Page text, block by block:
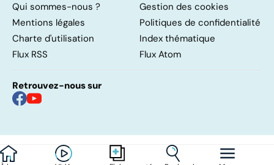
Qui sommes-nous ?
Gestion des cookies
Mentions légales
Politiques de confidentialité
Charte d'utilisation
Index thématique
Flux RSS
Flux Atom
Retrouvez-nous sur